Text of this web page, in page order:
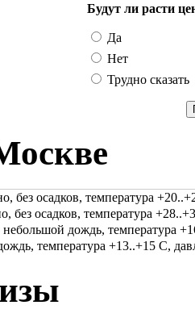
Будут ли расти
Да
Нет
Трудно сказать
без осадков, температура
без осадков, температура
дождь, температура
температура +13..+15 С,